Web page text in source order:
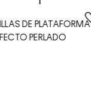
DE PLATAFORMA
PERLADO